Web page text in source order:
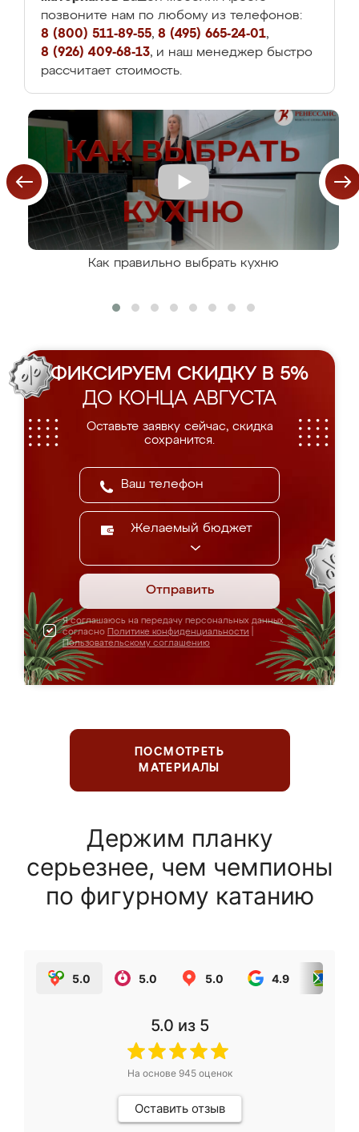
позвоните нам по любому из телефонов:
8 (800) 511-89-55, 8 (495) 665-24-01,
8 (926) 409-68-13, и наш менеджер быстро
рассчитает стоимость.
Как правильно выбрать кухню
ФИКСИРУЕМ СКИДКУ В 5%
ДО КОНЦА АВГУСТА
Оставьте заявку сейчас, скидка
сохранится.
Желаемый бюджет
Отправить
Я соглашаюсь на передачу персональных данных
согласно Политике конфиденциальности
Пользовательскому соглашению
ПОСМОТРЕТЬ
МАТЕРИАЛЫ
Держим планку
серьезнее, чем чемпионы
по фигурному катанию
5.0 5.0 5.0 4.9
5.0 из 5
На основе 945оценок
Оставить отзыв